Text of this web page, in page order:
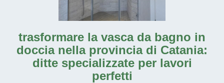
trasformare la vasca da bagno in
doccia nella provincia di Catania:
ditte specializzate per lavori
perfetti